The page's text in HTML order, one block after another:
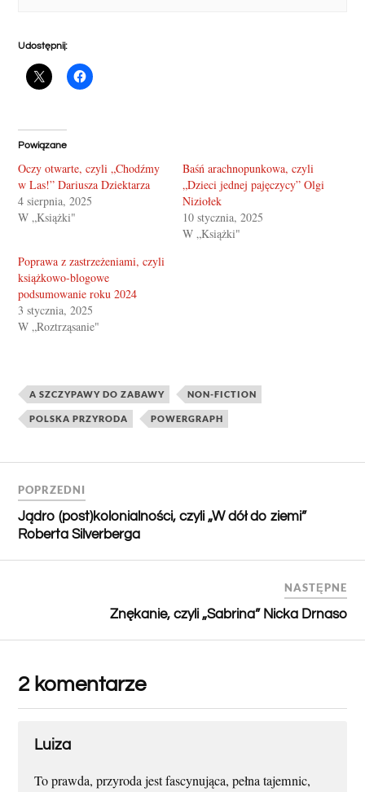
Udostępnij:
Powiązane
Oczy otwarte, czyli „Chodźmy
w Las!” Dariusza Dziektarza
4 sierpnia, 2025
W „Książki"
Baśń arachnopunkowa, czyli
„Dzieci jednej pajęczycy” Olgi
Niziołek
10 stycznia, 2025
W „Książki"
Poprawa z zastrzeżeniami, czyli
książkowo-blogowe
podsumowanie roku 2024
3 stycznia, 2025
W „Roztrząsanie"
A SZCZYPAWY DO ZABAWY NON-FICTION
POLSKA PRZYRODA POWERGRAPH
POPRZEDNI
Jądro (post)kolonialności, czyli „W dół do ziemi”
Roberta Silverberga
NASTĘPNE
Znękanie, czyli „Sabrina” Nicka Drnaso
2 komentarze
Luiza
To prawda, przyroda jest fascynująca, pełna tajemnic,